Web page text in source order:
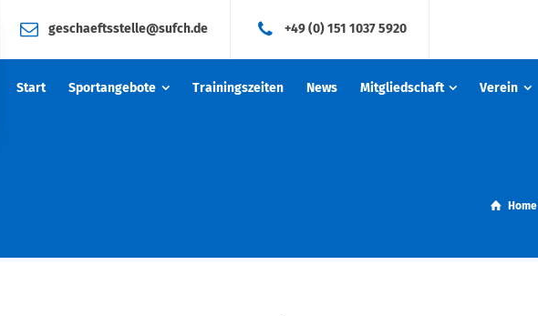
geschaeftsstelle@sufch.de +49 (0) 151 1037 5920
Start Sportangebote Trainingszeiten News Mitgliedschaft Verein
Home